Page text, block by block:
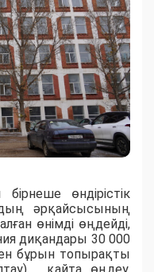
өндірістік
әрқайсысының
өнімді өңдейді,
диқандары 30 000
бұрын топырақты